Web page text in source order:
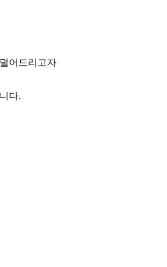
어드리고자
다.